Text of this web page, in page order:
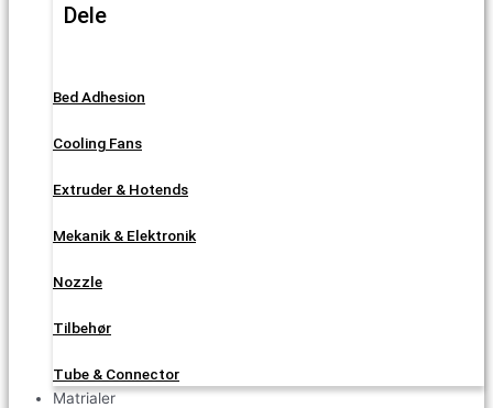
Dele
Bed Adhesion
Cooling Fans
Extruder & Hotends
Mekanik & Elektronik
Nozzle
Tilbehør
Tube & Connector
Matrialer